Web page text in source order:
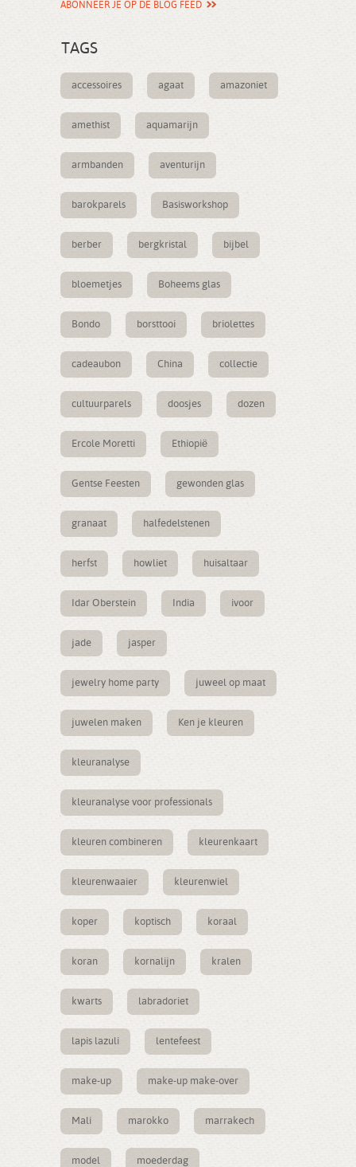
ABONNEER JE OP DE BLOG FEED
TAGS
accessoires agaat amazoniet
amethist aquamarijn
armbanden aventurijn
barokparels Basisworkshop
berber bergkristal bijbel
bloemetjes Boheems glas
Bondo borsttooi briolettes
cadeaubon China collectie
cultuurparels doosjes dozen
Ercole Moretti Ethiopië
Gentse Feesten gewonden glas
granaat halfedelstenen
herfst howliet huisaltaar
Idar Oberstein India ivoor
jade jasper
jewelry home party juweel op maat
juwelen maken Ken je kleuren
kleuranalyse
kleuranalyse voor professionals
kleuren combineren kleurenkaart
kleurenwaaier kleurenwiel
koper koptisch koraal
koran kornalijn kralen
kwarts labradoriet
lapis lazuli lentefeest
make-up make-up make-over
Mali marokko marrakech
model moederdag